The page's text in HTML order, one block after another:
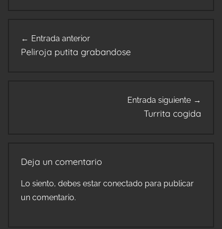
de
Entrada anterior
Peliroja putita grabandose
Entrada siguiente
Turrita cogida
Deja un comentario
Lo siento, debes estar conectado para publicar
un comentario.